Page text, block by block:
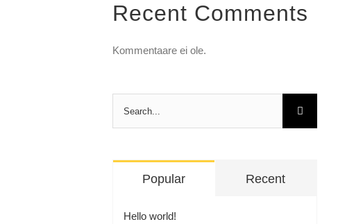
Recent Comments
Kommentaare ei ole.
for:
Popular Recent
Hello world!